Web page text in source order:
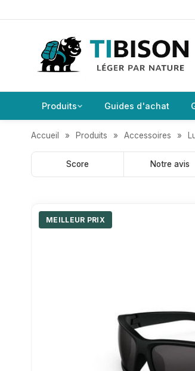
Produits Guides d'achat
Accueil » Produits » Accessoires »
Score Notre avis
MEILLEUR PRIX